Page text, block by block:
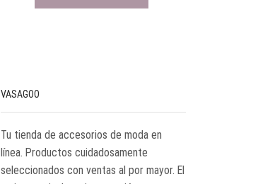
VASAGOO
Tu tienda de accesorios de moda en
línea. Productos cuidadosamente
seleccionados con ventas al por mayor. El